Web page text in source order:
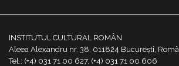
INSTITUTUL CULTURAL ROMÂN
Aleea Alexandru nr. 38, 011824 București,
Tel.: (+4) 031 71 00 627, (+4) 031 71 00 606